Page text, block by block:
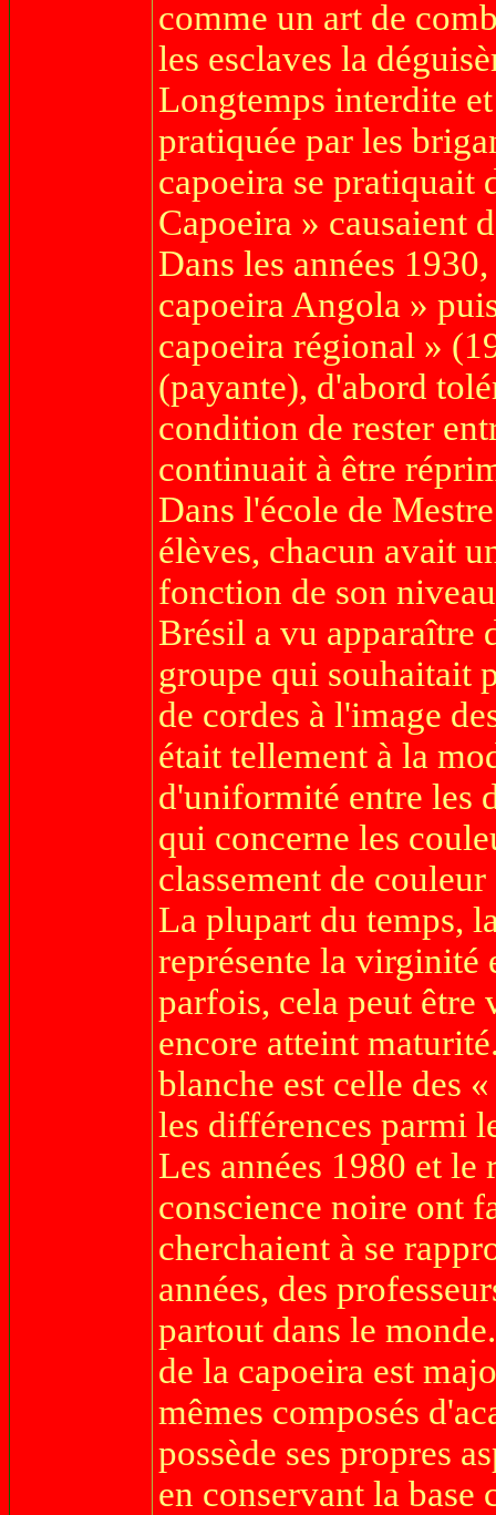
comme un art de
les esclaves la
Longtemps interdite
pratiquée par les
capoeira se pratiquait
Capoeira » causaient
Dans les années
capoeira Angola »
capoeira régional »
(payante), d'abord
condition de rester
continuait à être
Dans l'école de
élèves, chacun avait
fonction de son
Brésil a vu apparaître
groupe qui souhaitait
de cordes à l'image
était tellement à la
d'uniformité entre les
qui concerne les
classement de
La plupart du temps,
représente la virginité
parfois, cela peut être
encore atteint
blanche est celle des
les différences parmi
Les années 1980 et le
conscience noire ont
cherchaient à se
années, des
partout dans le
de la capoeira est
mêmes composés
possède ses propres
en conservant la